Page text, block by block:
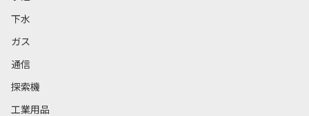
下水
ガス
通信
探索機
工業用品